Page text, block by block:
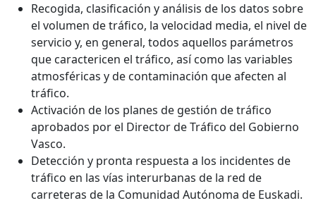
Recogida, clasificación y análisis de los datos sobre
el volumen de tráfico, la velocidad media, el nivel de
servicio y, en general, todos aquellos parámetros
que caractericen el tráfico, así como las variables
atmosféricas y de contaminación que afecten al
tráfico.
Activación de los planes de gestión de tráfico
aprobados por el Director de Tráfico del Gobierno
Vasco.
Detección y pronta respuesta a los incidentes de
tráfico en las vías interurbanas de la red de
carreteras de la Comunidad Autónoma de Euskadi.